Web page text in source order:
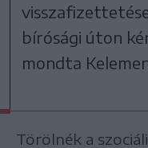
bírósági úton
mondta
Törölnék a